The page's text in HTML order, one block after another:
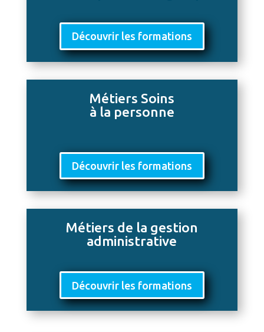
Découvrir les formations
Métiers Soins
à la personne
Découvrir les formations
Métiers de la gestion
administrative
Découvrir les formations